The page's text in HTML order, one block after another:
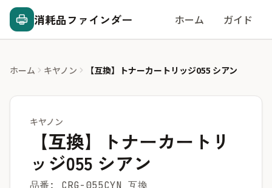
消耗品ファインダー ホーム ガイド
ホーム キヤノン 【互換】トナーカートリッジ055 シアン
キヤノン
【互換】トナーカートリ
ッジ055 シアン
品番: CRG-055CYN 互換